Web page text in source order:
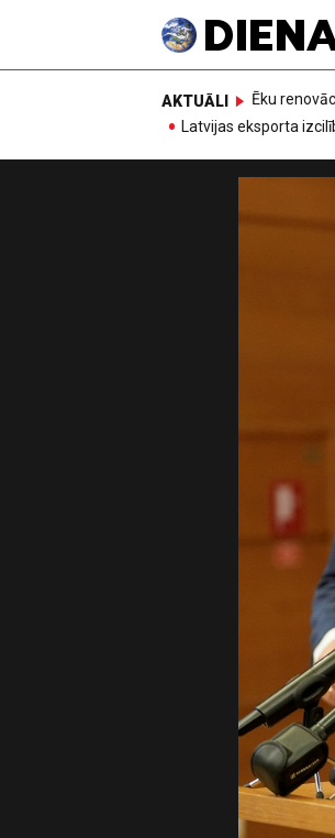
AKTUĀLI Ēku
Latvijas eksporta